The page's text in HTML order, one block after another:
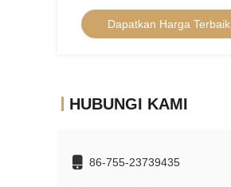
LSZH PVC
Dapatkan Harga Terbaik
HUBUNGI KAMI
86-755-23739435